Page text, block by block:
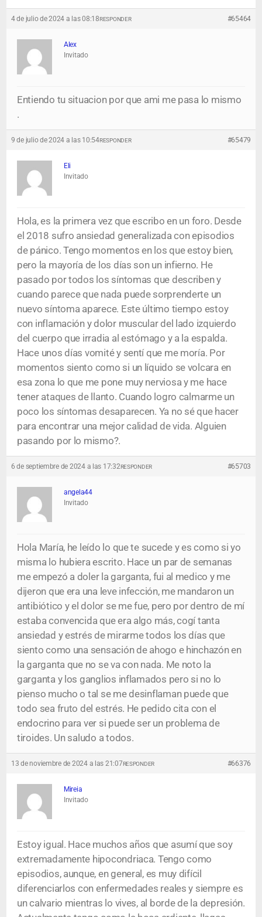
4 de julio de 2024 a las 08:18 #65464
RESPONDER
Alex
Invitado
Entiendo tu situacion por que ami me pasa lo mismo
.
9 de julio de 2024 a las 10:54 #65479
RESPONDER
Eli
Invitado
Hola, es la primera vez que escribo en un foro. Desde
el 2018 sufro ansiedad generalizada con episodios
de pánico. Tengo momentos en los que estoy bien,
pero la mayoría de los días son un infierno. He
pasado por todos los síntomas que describen y
cuando parece que nada puede sorprenderte un
nuevo síntoma aparece. Este último tiempo estoy
con inflamación y dolor muscular del lado izquierdo
del cuerpo que irradia al estómago y a la espalda.
Hace unos días vomité y sentí que me moría. Por
momentos siento como si un líquido se volcara en
esa zona lo que me pone muy nerviosa y me hace
tener ataques de llanto. Cuando logro calmarme un
poco los síntomas desaparecen. Ya no sé que hacer
para encontrar una mejor calidad de vida. Alguien
pasando por lo mismo?.
6 de septiembre de 2024 a las 17:32 #65703
RESPONDER
angela44
Invitado
Hola María, he leído lo que te sucede y es como si yo
misma lo hubiera escrito. Hace un par de semanas
me empezó a doler la garganta, fui al medico y me
dijeron que era una leve infección, me mandaron un
antibiótico y el dolor se me fue, pero por dentro de mí
estaba convencida que era algo más, cogí tanta
ansiedad y estrés de mirarme todos los días que
siento como una sensación de ahogo e hinchazón en
la garganta que no se va con nada. Me noto la
garganta y los ganglios inflamados pero si no lo
pienso mucho o tal se me desinflaman puede que
todo sea fruto del estrés. He pedido cita con el
endocrino para ver si puede ser un problema de
tiroides. Un saludo a todos.
13 de noviembre de 2024 a las 21:07 #66376
RESPONDER
Mireia
Invitado
Estoy igual. Hace muchos años que asumí que soy
extremadamente hipocondriaca. Tengo como
episodios, aunque, en general, es muy difícil
diferenciarlos con enfermedades reales y siempre es
un calvario mientras lo vives, al borde de la depresión.